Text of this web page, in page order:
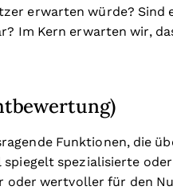
erwarten würde? Sind
Im Kern erwarten wir,
Funktionen, die
spezialisierte
oder wertvoller für den